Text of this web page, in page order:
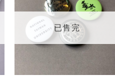
「願
望輕
已售完